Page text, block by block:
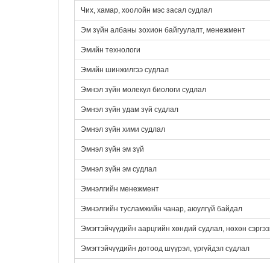
Чих, хамар, хоолойн мэс засал судлал
Эм зүйн албаны зохион байгуулалт, менежмент
Эмийн технологи
Эмийн шинжилгээ судлал
Эмнэл зүйн молекул биологи судлал
Эмнэл зүйн удам зүй судлал
Эмнэл зүйн хими судлал
Эмнэл зүйн эм зүй
Эмнэл зүйн эм судлал
Эмнэлгийн менежмент
Эмнэлгийн тусламжийн чанар, аюулгүй байдал
Эмэгтэйчүүдийн аарцгийн хөндий судлал, нөхөн
Эмэгтэйчүүдийн дотоод шүүрэл, үргүйдэл судлал